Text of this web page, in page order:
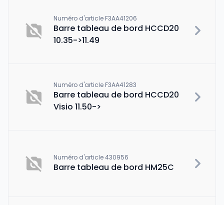
Numéro d'article F3AA41206
Barre tableau de bord HCCD20
10.35->11.49
Numéro d'article F3AA41283
Barre tableau de bord HCCD20
Visio 11.50->
Numéro d'article 430956
Barre tableau de bord HM25C